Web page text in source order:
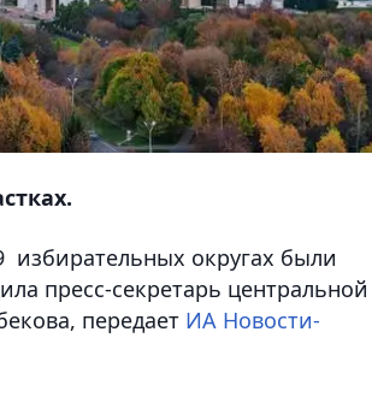
округах были
пресс-секретарь центральной
передает ИА Новости-